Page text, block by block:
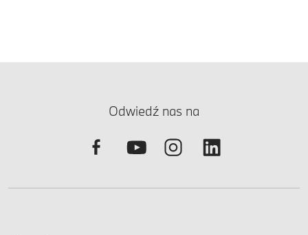
Odwiedź nas na